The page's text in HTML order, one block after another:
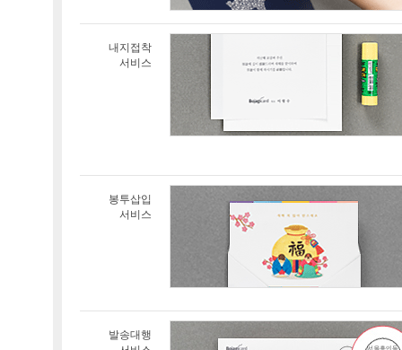
내지접착
서비스
봉투삽입
서비스
발송대행